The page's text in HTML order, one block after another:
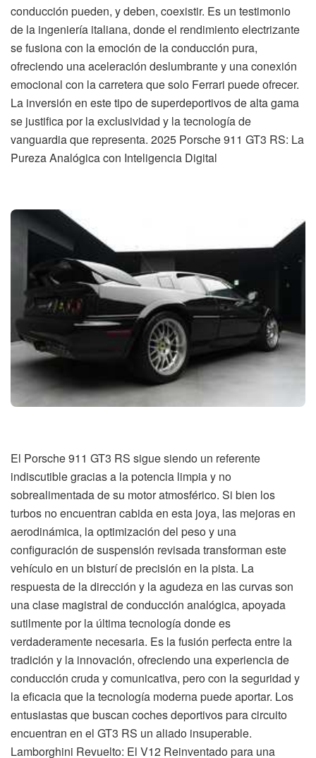
conducción pueden, y deben, coexistir. Es un testimonio
de la ingeniería italiana, donde el rendimiento electrizante
se fusiona con la emoción de la conducción pura,
ofreciendo una aceleración deslumbrante y una conexión
emocional con la carretera que solo Ferrari puede ofrecer.
La inversión en este tipo de superdeportivos de alta gama
se justifica por la exclusividad y la tecnología de
vanguardia que representa. 2025 Porsche 911 GT3 RS: La
Pureza Analógica con Inteligencia Digital
El Porsche 911 GT3 RS sigue siendo un referente
indiscutible gracias a la potencia limpia y no
sobrealimentada de su motor atmosférico. Si bien los
turbos no encuentran cabida en esta joya, las mejoras en
aerodinámica, la optimización del peso y una
configuración de suspensión revisada transforman este
vehículo en un bisturí de precisión en la pista. La
respuesta de la dirección y la agudeza en las curvas son
una clase magistral de conducción analógica, apoyada
sutilmente por la última tecnología donde es
verdaderamente necesaria. Es la fusión perfecta entre la
tradición y la innovación, ofreciendo una experiencia de
conducción cruda y comunicativa, pero con la seguridad y
la eficacia que la tecnología moderna puede aportar. Los
entusiastas que buscan coches deportivos para circuito
encuentran en el GT3 RS un aliado insuperable.
Lamborghini Revuelto: El V12 Reinventado para una